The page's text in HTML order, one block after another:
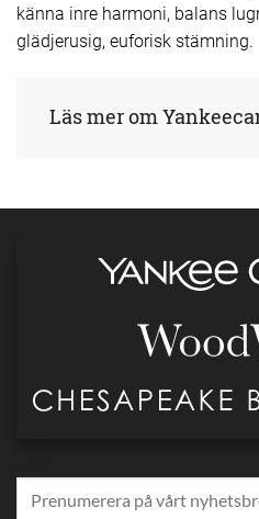
känna inre harmoni, balans
glädjerusig, euforisk stämning.
Läs mer om